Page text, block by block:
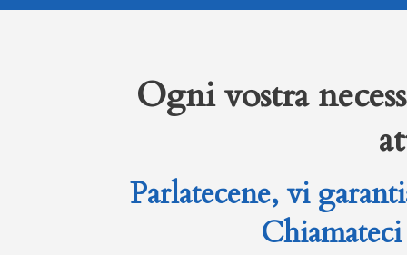
Ogni vostra
Parlatecene, vi